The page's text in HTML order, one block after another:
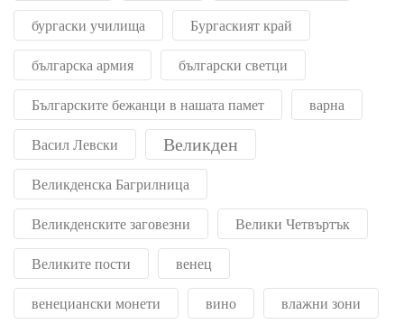
бургаски училища Бургаският край
българска армия български светци
Българските бежанци в нашата памет варна
Васил Левски Великден
Великденска Багрилница
Великденските заговезни Велики Четвъртък
Великите пости венец
венециански монети вино влажни зони